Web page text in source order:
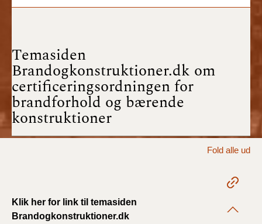
2024)
BR18 (17/9 - 31/12
2022)
BR18 (1/7 - 16/9
BR18 (29/6 - 31/12
2021)
Temasiden
Brandogkonstruktioner.dk om
certificeringsordningen for
brandforhold og bærende
konstruktioner
Fold alle ud
Klik her for link til temasiden
Brandogkonstruktioner.dk